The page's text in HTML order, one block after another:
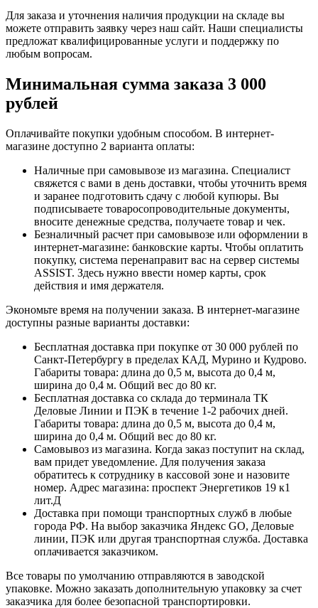
Для заказа и уточнения наличия продукции на складе вы
можете отправить заявку через наш сайт. Наши специалисты
предложат квалифицированные услуги и поддержку по
любым вопросам.
Минимальная сумма заказа 3 000
рублей
Оплачивайте покупки удобным способом. В интернет-
магазине доступно 2 варианта оплаты:
Наличные при самовывозе из магазина. Специалист
свяжется с вами в день доставки, чтобы уточнить время
и заранее подготовить сдачу с любой купюры. Вы
подписываете товаросопроводительные документы,
вносите денежные средства, получаете товар и чек.
Безналичный расчет при самовывозе или оформлении в
интернет-магазине: банковские карты. Чтобы оплатить
покупку, система перенаправит вас на сервер системы
ASSIST. Здесь нужно ввести номер карты, срок
действия и имя держателя.
Экономьте время на получении заказа. В интернет-магазине
доступны разные варианты доставки:
Бесплатная доставка при покупке от 30 000 рублей по
Санкт-Петербургу в пределах КАД, Мурино и Кудрово.
Габариты товара: длина до 0,5 м, высота до 0,4 м,
ширина до 0,4 м. Общий вес до 80 кг.
Бесплатная доставка со склада до терминала ТК
Деловые Линии и ПЭК в течение 1-2 рабочих дней.
Габариты товара: длина до 0,5 м, высота до 0,4 м,
ширина до 0,4 м. Общий вес до 80 кг.
Самовывоз из магазина. Когда заказ поступит на склад,
вам придет уведомление. Для получения заказа
обратитесь к сотруднику в кассовой зоне и назовите
номер. Адрес магазина: проспект Энергетиков 19 к1
лит.Д
Доставка при помощи транспортных служб в любые
города РФ. На выбор заказчика Яндекс GO, Деловые
линии, ПЭК или другая транспортная служба. Доставка
оплачивается заказчиком.
Все товары по умолчанию отправляются в заводской
упаковке. Можно заказать дополнительную упаковку за счет
заказчика для более безопасной транспортировки.